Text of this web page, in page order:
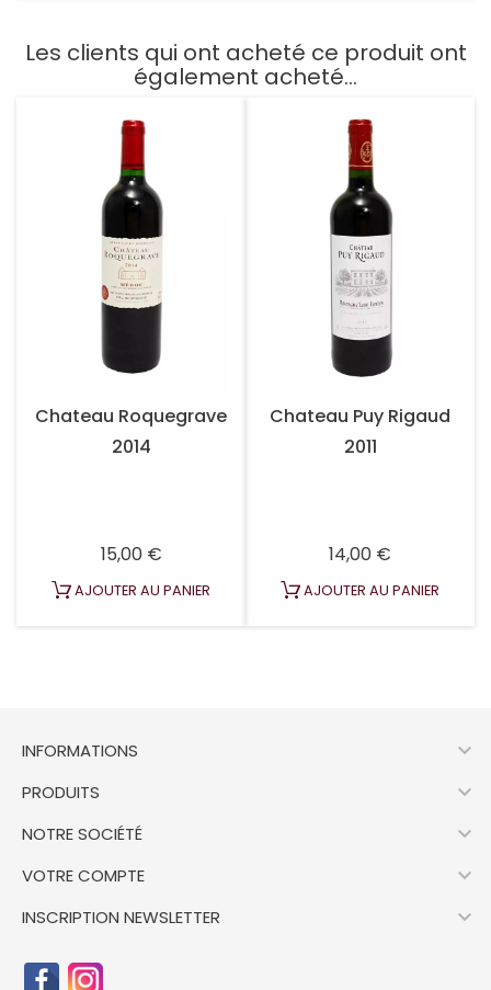
Les clients qui ont acheté ce produit ont
également acheté...
Chateau Roquegrave
2014
15,00 €Prix
AJOUTER AU PANIER
Chateau Puy Rigaud
2011
14,00 €
AJOUTER AU PANIER
INFORMATIONS 
PRODUITS 
NOTRE SOCIÉTÉ 
VOTRE COMPTE 
INSCRIPTION NEWSLETTER 